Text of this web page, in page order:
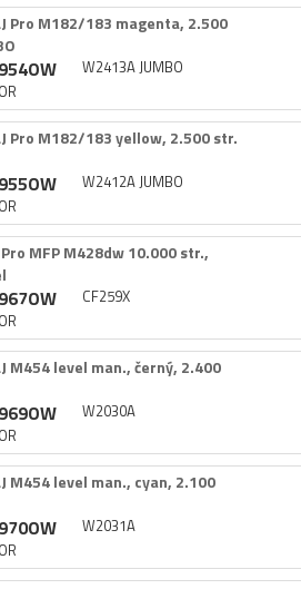
Pro M182/​183 magenta,​ 2.​500
W2413A JUMBO
Pro M182/​183 yellow,​ 2.​500 str.​
W2412A JUMBO
MFP M428dw 10.​000 str.​,​
CF259X
M454 level man.​,​ černý,​ 2.​400
W2030A
M454 level man.​,​ cyan,​ 2.​100
W2031A